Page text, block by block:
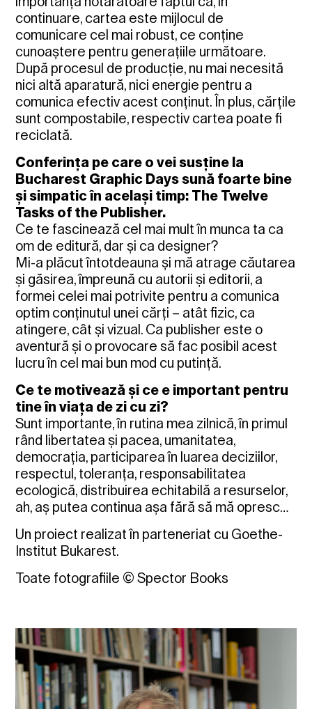
continuare, cartea este mijlocul de
comunicare cel mai robust, ce conține
cunoaștere pentru generațiile următoare.
După procesul de producție, nu mai necesită
nici altă aparatură, nici energie pentru a
comunica efectiv acest conținut. În plus, cărțile
sunt compostabile, respectiv cartea poate fi
reciclată.
Conferința pe care o vei susține la
Bucharest Graphic Days sună foarte bine
și simpatic în același timp: The Twelve
Tasks of the Publisher.
Ce te fascinează cel mai mult în munca ta ca
om de editură, dar și ca designer?
Mi-a plăcut întotdeauna și mă atrage căutarea
și găsirea, împreună cu autorii și editorii, a
formei celei mai potrivite pentru a comunica
optim conținutul unei cărți – atât fizic, ca
atingere, cât și vizual. Ca publisher este o
aventură și o provocare să fac posibil acest
lucru în cel mai bun mod cu putință.
Ce te motivează și ce e important pentru
tine în viața de zi cu zi?
Sunt importante, în rutina mea zilnică, în primul
rând libertatea și pacea, umanitatea,
democrația, participarea în luarea deciziilor,
respectul, toleranța, responsabilitatea
ecologică, distribuirea echitabilă a resurselor,
ah, aș putea continua așa fără să mă opresc…
Un proiect realizat în parteneriat cu Goethe-
Institut Bukarest.
Toate fotografiile © Spector Books